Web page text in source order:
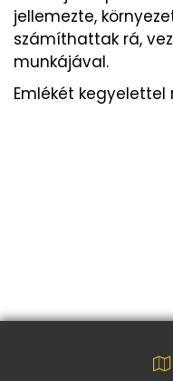
jellemezte,
számíthattak rá,
munkájával.
Emlékét kegyelettel